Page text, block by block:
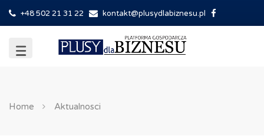
+48 502 21 31 22 kontakt@plusydlabiznesu.pl
Home Aktualnosci